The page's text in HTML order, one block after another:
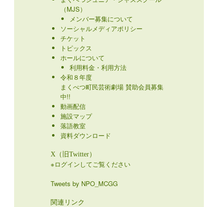
（MJS）
メンバー募集について
ソーシャルメディアポリシー
チケット
トピックス
ホールについて
利用料金・利用方法
令和８年度
まくべつ町民芸術劇場 賛助会員募集
中!!
動画配信
施設マップ
落語教室
資料ダウンロード
X（旧Twitter）
※ログインしてご覧ください
Tweets by NPO_MCGG
関連リンク